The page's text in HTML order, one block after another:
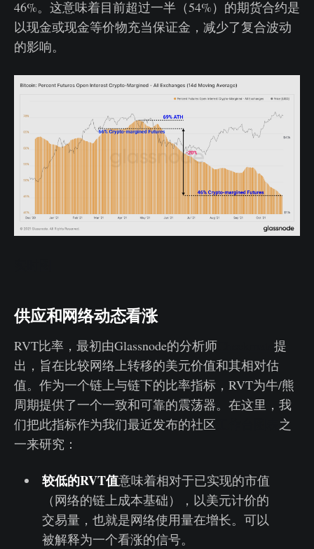
46%。这意味着目前超过一半（54%）的期货合约是
以现金或现金等价物充当保证金，减少了复合波动
的影响。
供应和网络动态看涨
RVT比率，最初由Glassnode的分析师
提
出，旨在比较网络上转移的美元价值和其相对估
值。作为一个链上与链下的比率指标，RVT为牛/熊
周期提供了一个一致和可靠的震荡器。在这里，我
们把此指标作为我们最近发布的社区
之
一来研究：
较低的RVT值意味着相对于已实现的市值
（网络的链上成本基础），以美元计价的
交易量，也就是网络使用量在增长。可以
被解释为一个看涨的信号。